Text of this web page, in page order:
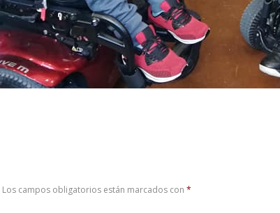
Los campos obligatorios están marcados con *